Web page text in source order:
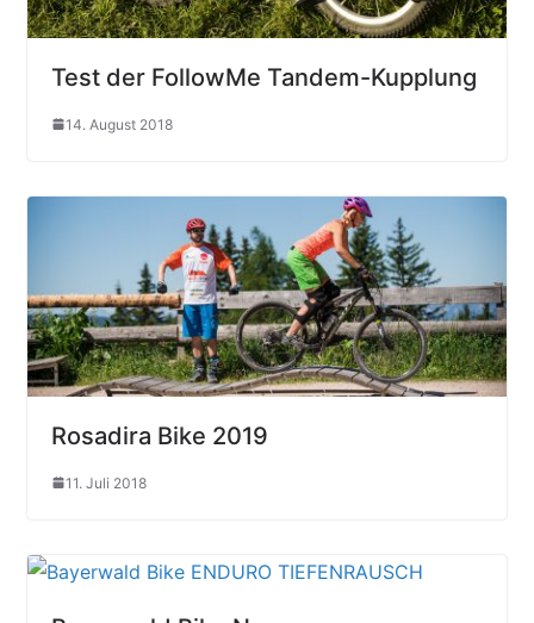
Test der FollowMe Tandem-Kupplung
14. August 2018
Rosadira Bike 2019
11. Juli 2018